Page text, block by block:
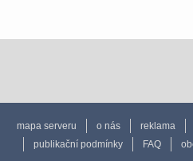
mapa serveru o nás reklama
publikační podmínky
FAQ